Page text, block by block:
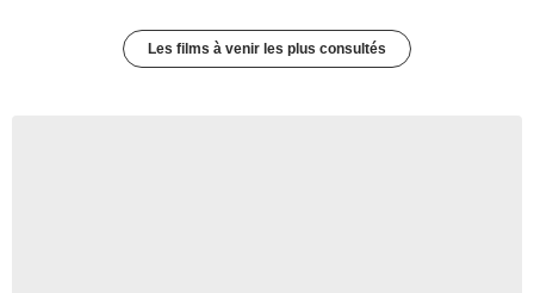
Les films à venir les plus consultés